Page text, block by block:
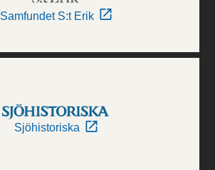
Samfundet S:t Erik
Sjöhistoriska